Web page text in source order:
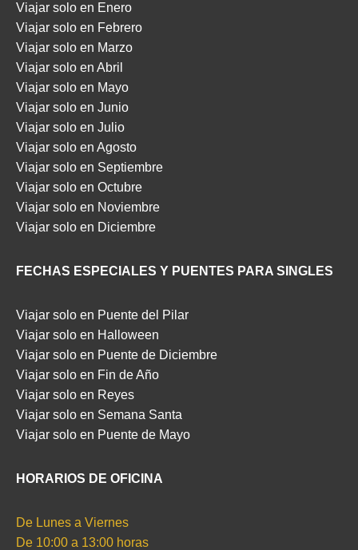
Viajar solo en Enero
Viajar solo en Febrero
Viajar solo en Marzo
Viajar solo en Abril
Viajar solo en Mayo
Viajar solo en Junio
Viajar solo en Julio
Viajar solo en Agosto
Viajar solo en Septiembre
Viajar solo en Octubre
Viajar solo en Noviembre
Viajar solo en Diciembre
FECHAS ESPECIALES Y PUENTES PARA SINGLES
Viajar solo en Puente del Pilar
Viajar solo en Halloween
Viajar solo en Puente de Diciembre
Viajar solo en Fin de Año
Viajar solo en Reyes
Viajar solo en Semana Santa
Viajar solo en Puente de Mayo
HORARIOS DE OFICINA
De Lunes a Viernes
De 10:00 a 13:00 horas